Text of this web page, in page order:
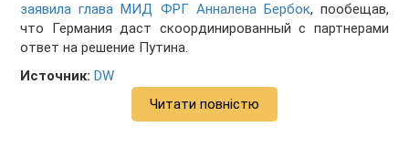
заявила глава МИД ФРГ Анналена Бербок, пообещав,
что Германия даст скоординированный с партнерами
ответ на решение Путина.
Источник: DW
Читати повністю